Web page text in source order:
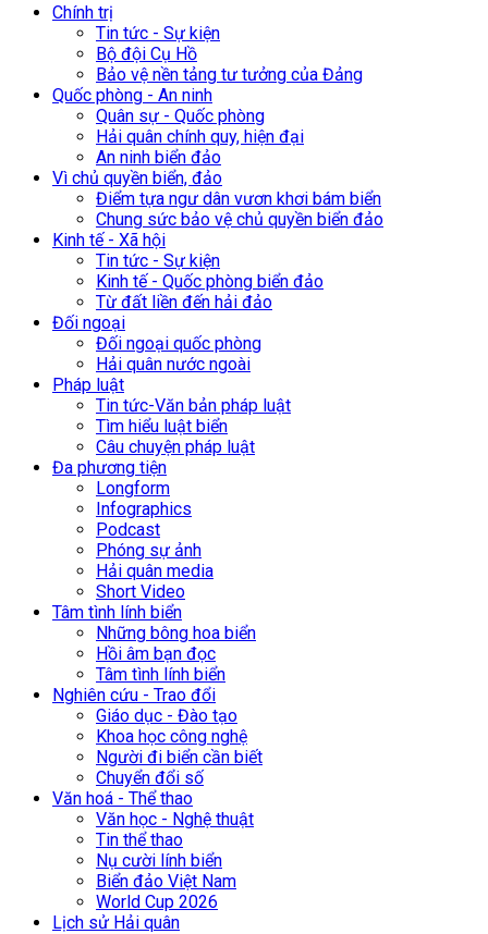
Chính trị
Tin tức - Sự kiện
Bộ đội Cụ Hồ
Bảo vệ nền tảng tư tưởng của Đảng
Quốc phòng - An ninh
Quân sự - Quốc phòng
Hải quân chính quy, hiện đại
An ninh biển đảo
Vì chủ quyền biển, đảo
Điểm tựa ngư dân vươn khơi bám biển
Chung sức bảo vệ chủ quyền biển đảo
Kinh tế - Xã hội
Tin tức - Sự kiện
Kinh tế - Quốc phòng biển đảo
Từ đất liền đến hải đảo
Đối ngoại
Đối ngoại quốc phòng
Hải quân nước ngoài
Pháp luật
Tin tức-Văn bản pháp luật
Tìm hiểu luật biển
Câu chuyện pháp luật
Đa phương tiện
Longform
Infographics
Podcast
Phóng sự ảnh
Hải quân media
Short Video
Tâm tình lính biển
Những bông hoa biển
Hồi âm bạn đọc
Tâm tình lính biển
Nghiên cứu - Trao đổi
Giáo dục - Đào tạo
Khoa học công nghệ
Người đi biển cần biết
Chuyển đổi số
Văn hoá - Thể thao
Văn học - Nghệ thuật
Tin thể thao
Nụ cười lính biển
Biển đảo Việt Nam
World Cup 2026
Lịch sử Hải quân